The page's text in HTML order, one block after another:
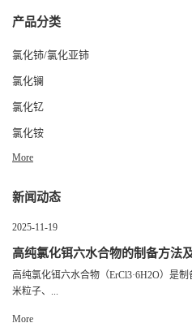
产品分类
氯化铈/氯化亚铈
氯化镧
氯化钇
氯化铵
More
新闻动态
2025-11-19
高纯氯化铒六水合物的制备方法
高纯氯化铒六水合物（ErCl3·6H2O）是
米粒子、...
More